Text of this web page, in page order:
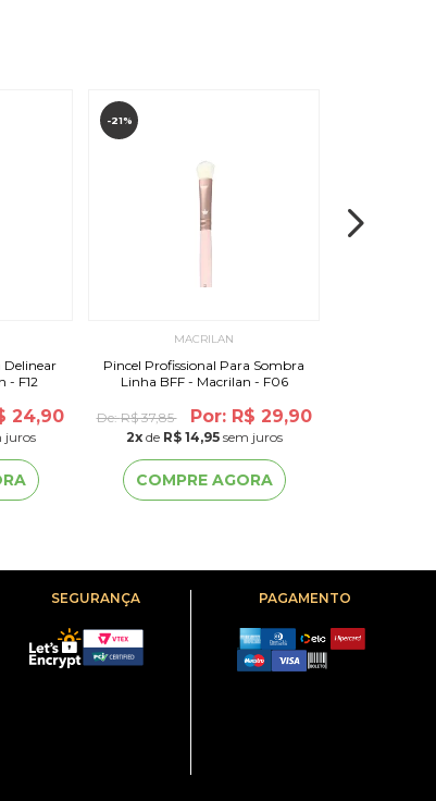
Delinear
- F12
24,90
juros
-21%
MACRILAN
Pincel Profissional Para Sombra
Linha BFF - Macrilan - F06
De:R$ 37,85 Por: R$ 29,90
2xde R$ 14,95sem juros
COMPRE AGORA
SEGURANÇA PAGAMENTO